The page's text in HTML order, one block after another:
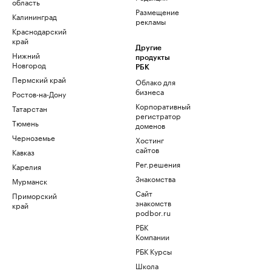
Калининград
Краснодарский
край
Нижний
Новгород
Пермский край
Ростов-на-Дону
Татарстан
Тюмень
Черноземье
Кавказ
Карелия
Мурманск
Приморский
край
Размещение
рекламы
Другие
продукты
РБК
Облако для
бизнеса
Корпоративный
регистратор
доменов
Хостинг
сайтов
Рег.решения
Знакомства
Сайт
знакомств
podbor.ru
РБК
Компании
РБК Курсы
Школа